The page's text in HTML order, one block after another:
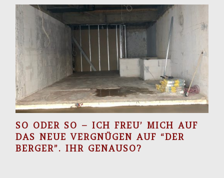
SO ODER SO – ICH FREU’ MICH AUF
DAS NEUE VERGNÜGEN AUF “DER
BERGER”. IHR GENAUSO?